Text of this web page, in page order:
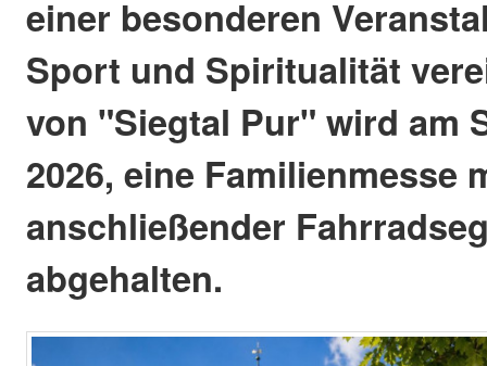
einer besonderen
Sport und Spiritualität
von "Siegtal Pur" wird am
2026, eine Familienmesse
anschließender
abgehalten.